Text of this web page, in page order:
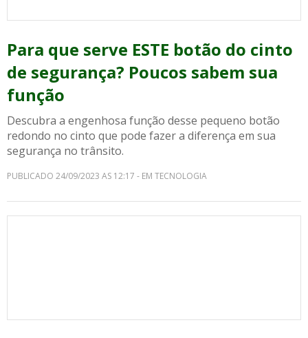
Para que serve ESTE botão do cinto
de segurança? Poucos sabem sua
função
Descubra a engenhosa função desse pequeno botão
redondo no cinto que pode fazer a diferença em sua
segurança no trânsito.
PUBLICADO 24/09/2023 AS 12:17 - EM TECNOLOGIA